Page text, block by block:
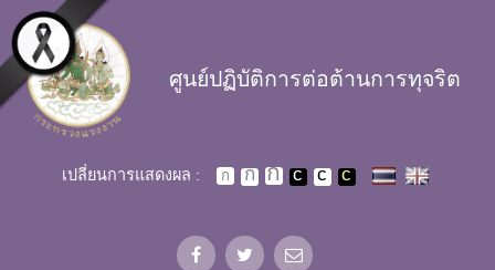
Skip to main content
ศูนย์ปฏิบัติการต่อต้านการทุจริต
เปลี่ยนการแสดงผล :